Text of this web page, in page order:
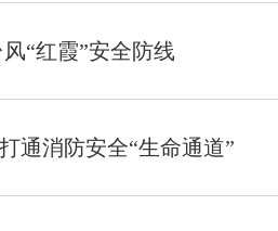
“红霞”安全防线
通消防安全“生命通道”